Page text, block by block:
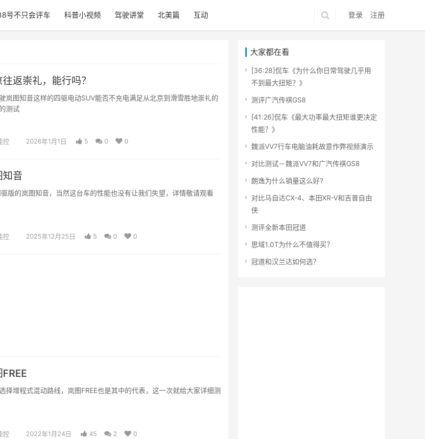
号不只会评车 科普小视频 驾驶讲堂 北美篇 互动 登录 注册
返崇礼，能行吗？
岚图知音这样的四驱电动SUV能否不充电满足从北京到滑雪胜地崇礼的
测试
控 2026年1月1日 5 0 0
知音
版的岚图知音，当然这台车的性能也没有让我们失望，详情敬请观看
控 2025年12月25日 5 0 0
择增程式混动路线，岚图FREE也是其中的代表，这一次就给大家详细测
控 2022年1月24日 45 2 0
大家都在看
[36:28]侃车《为什么你日常驾驶几乎用
不到最大扭矩？》
测评广汽传祺GS8
[41:26]侃车《最大功率最大扭矩谁更决定
性能？》
魏派VV7行车电脑油耗故意作弊视频演示
对比测试－魏派VV7和广汽传祺GS8
朗逸为什么销量这么好?
对比马自达CX-4、本田XR-V和吉普自由
侠
测评全新本田冠道
思域1.0T为什么不值得买？
冠道和汉兰达如何选？